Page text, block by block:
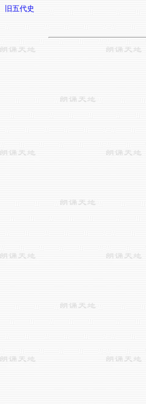
旧五代史